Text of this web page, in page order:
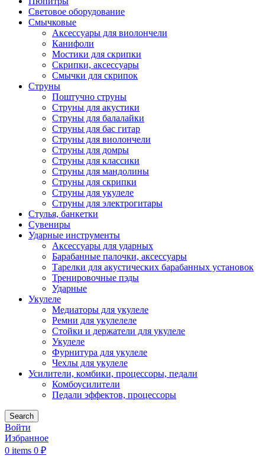
Световое оборудование
Смычковые
Аксессуары для виолончели
Канифоли
Мостики для скрипки
Скрипки, аксессуары
Смычки для скрипок
Струны
Поштучно струны
Струны для акустики
Струны для балалайки
Струны для бас гитар
Струны для виолончели
Струны для домры
Струны для классики
Струны для мандолины
Струны для скрипки
Струны для укулеле
Струны для электрогитары
Стулья, банкетки
Сувениры
Ударные инструменты
Аксессуары для ударных
Барабанные палочки, аксессуары
Тарелки для акустических барабанных установок
Тренировочные пэды
Ударные
Укулеле
Медиаторы для укулеле
Ремни для укулелеле
Стойки и держатели для укулеле
Укулеле
Фурнитура для укулеле
Чехлы для укулеле
Усилители, комбики, процессоры, педали
Комбоусилители
Педали эффектов, процессоры
Search
Войти
Избранное
0 items 0 ₽